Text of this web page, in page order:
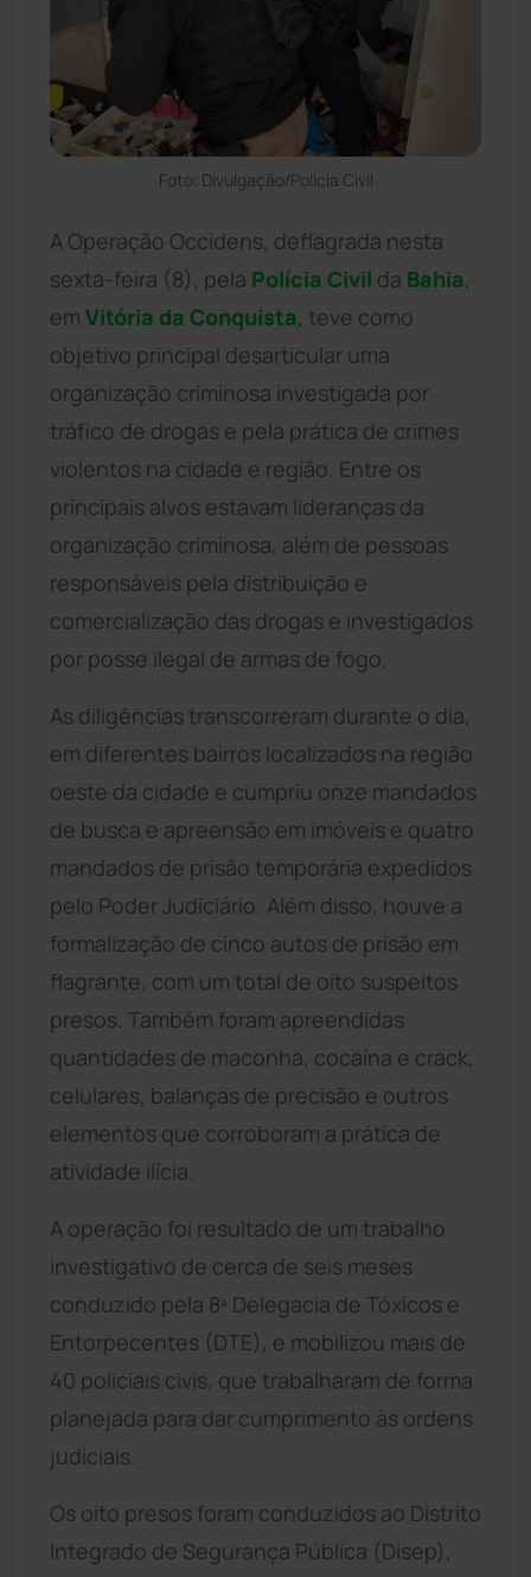
Foto: Divulgação/Polícia Civil
A Operação Occidens, deflagrada nesta
sexta-feira (8), pela Polícia Civil da Bahia,
em Vitória da Conquista, teve como
objetivo principal desarticular uma
organização criminosa investigada por
tráfico de drogas e pela prática de crimes
violentos na cidade e região. Entre os
principais alvos estavam lideranças da
organização criminosa, além de pessoas
responsáveis pela distribuição e
comercialização das drogas e investigados
por posse ilegal de armas de fogo.
As diligências transcorreram durante o dia,
em diferentes bairros localizados na região
oeste da cidade e cumpriu onze mandados
de busca e apreensão em imóveis e quatro
mandados de prisão temporária expedidos
pelo Poder Judiciário. Além disso, houve a
formalização de cinco autos de prisão em
flagrante, com um total de oito suspeitos
presos. Também foram apreendidas
quantidades de maconha, cocaína e crack,
celulares, balanças de precisão e outros
elementos que corroboram a prática de
atividade ilícia.
A operação foi resultado de um trabalho
investigativo de cerca de seis meses
conduzido pela 8ª Delegacia de Tóxicos e
Entorpecentes (DTE), e mobilizou mais de
40 policiais civis, que trabalharam de forma
planejada para dar cumprimento às ordens
judiciais.
Os oito presos foram conduzidos ao Distrito
Integrado de Segurança Pública (Disep),